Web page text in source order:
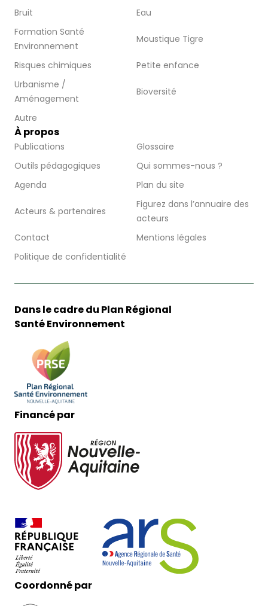
Bruit
Eau
Formation Santé
Environnement
Moustique Tigre
Risques chimiques
Petite enfance
Urbanisme /
Aménagement
Bioversité
Autre
À propos
Publications
Glossaire
Outils pédagogiques
Qui sommes-nous ?
Agenda
Plan du site
Acteurs & partenaires
Figurez dans l’annuaire des
acteurs
Contact
Mentions légales
Politique de confidentialité
Dans le cadre du Plan Régional
Santé Environnement
Financé par
Coordonné par